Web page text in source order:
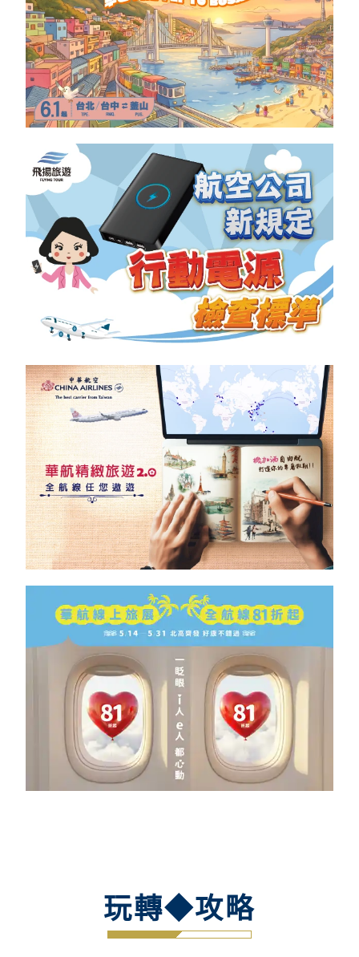
玩轉◆攻略